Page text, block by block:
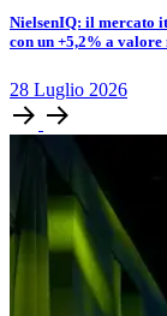
​​​​NielsenIQ: il mercato
con un +5,2% a
28 Luglio 2026